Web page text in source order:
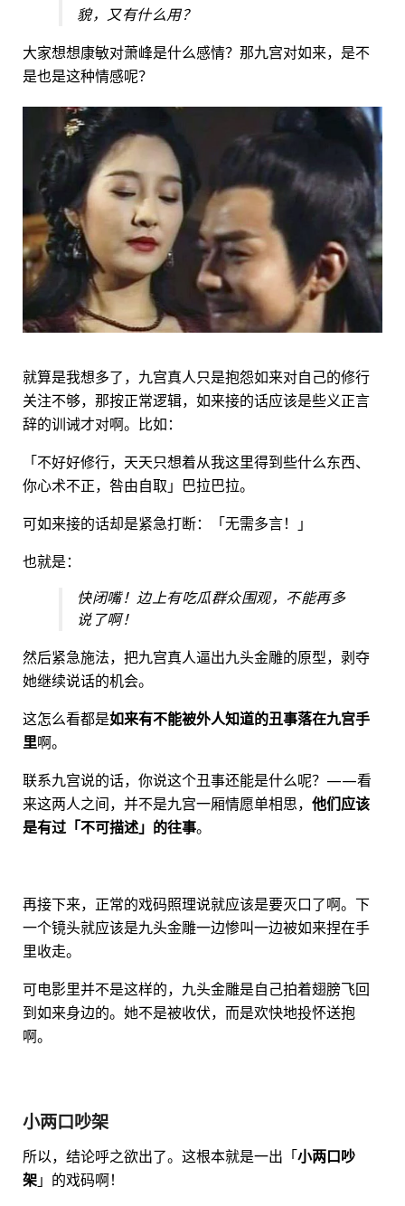
貌，又有什么用？
大家想想康敏对萧峰是什么感情？那九宫对如来，是不
是也是这种情感呢？
就算是我想多了，九宫真人只是抱怨如来对自己的修行
关注不够，那按正常逻辑，如来接的话应该是些义正言
辞的训诫才对啊。比如：
「不好好修行，天天只想着从我这里得到些什么东西、
你心术不正，咎由自取」巴拉巴拉。
可如来接的话却是紧急打断：「无需多言！」
也就是：
快闭嘴！边上有吃瓜群众围观，不能再多
说了啊！
然后紧急施法，把九宫真人逼出九头金雕的原型，剥夺
她继续说话的机会。
这怎么看都是如来有不能被外人知道的丑事落在九宫手
里啊。
联系九宫说的话，你说这个丑事还能是什么呢？——看
来这两人之间，并不是九宫一厢情愿单相思， 他们应该
是有过「不可描述」的往事。
再接下来，正常的戏码照理说就应该是要灭口了啊。下
一个镜头就应该是九头金雕一边惨叫一边被如来捏在手
里收走。
可电影里并不是这样的，九头金雕是自己拍着翅膀飞回
到如来身边的。她不是被收伏，而是欢快地投怀送抱
啊。
小两口吵架
所以，结论呼之欲出了。这根本就是一出「小两口吵
架」的戏码啊！